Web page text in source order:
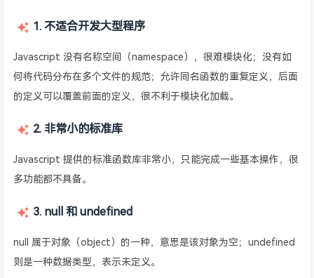
1. 不适合开发大型程序
Javascript 没有名称空间（namespace），很难模块化；没有如
何将代码分布在多个文件的规范；允许同名函数的重复定义，后面
的定义可以覆盖前面的定义，很不利于模块化加载。
2. 非常小的标准库
Javascript 提供的标准函数库非常小，只能完成一些基本操作，很
多功能都不具备。
3. null 和 undefined
null 属于对象（object）的一种，意思是该对象为空；undefined
则是一种数据类型，表示未定义。